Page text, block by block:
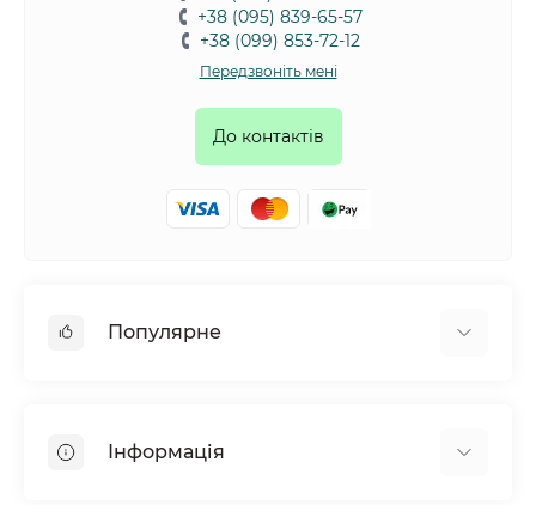
+38 (095) 839-65-57
+38 (099) 853-72-12
Передзвоніть мені
До контактів
Популярне
Птахи
Інформація